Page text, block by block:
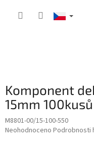
Komponent
15mm 100kusů
M8801-00/15-100-550
Průměrné
Neohodnoceno Podrobnosti